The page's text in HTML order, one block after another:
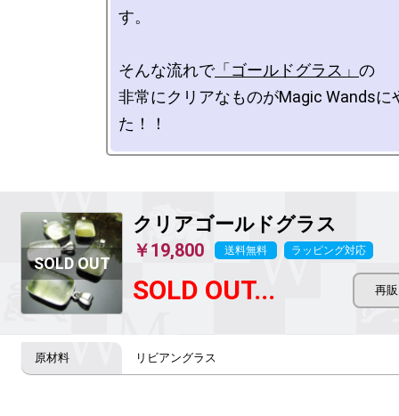
す。
そんな流れで「ゴールドグラス」 の
非常にクリアなものがMagic Wandsに
クリアゴールドグラス
￥19,800 送料無料 ラッピング対応
SOLD OUT...
リビアングラス